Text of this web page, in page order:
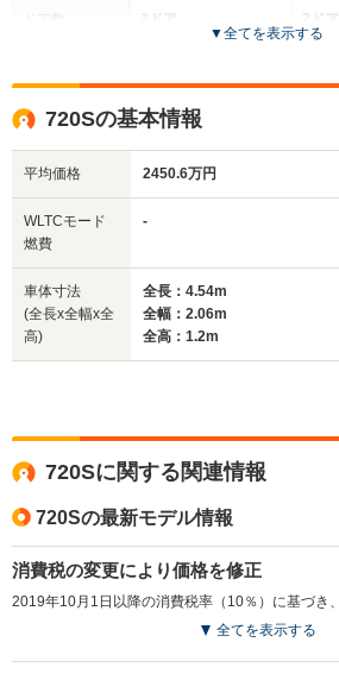
サイズ
(全長x全幅x全高)
WLTCモード
燃費
排気量
2ドア
全高
-m
-
3994cc
2ドア
MR
▼全てを表示する
720Sの基本情報
平均価格 2450.6万円
WLTCモード
燃費
-
車体寸法
(全長x全幅x全
高)
全長：4.54m
全幅：2.06m
全高：1.2m
720Sに関する関連情報
720Sの最新モデル情報
消費税の変更により価格を修正
全てを表示する